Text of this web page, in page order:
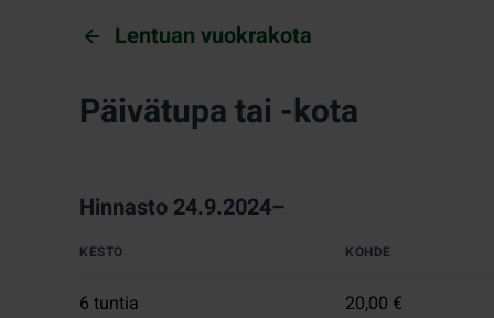
Lentuan vuokrakota
Päivätupa tai -kota
Hinnasto 24.9.2024–
KESTO KOHDE
6 tuntia 20,00 €